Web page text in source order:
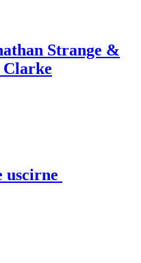
Strange &
uscirne